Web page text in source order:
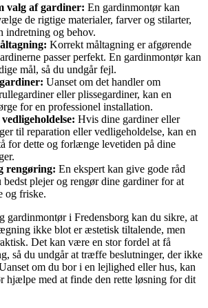
valg af gardiner: En gardinmontør kan
de rigtige materialer, farver og stilarter,
indretning og behov.
Korrekt måltagning er afgørende
passer perfekt. En gardinmontør kan
mål, så du undgår fejl.
Uanset om det handler om
eller plissegardiner, kan en
for en professionel installation.
Hvis dine gardiner eller
til reparation eller vedligeholdelse, kan en
for dette og forlænge levetiden på dine
rengøring: En ekspert kan give gode råd
plejer og rengør dine gardiner for at
og friske.
gardinmontør i Fredensborg kan du sikre, at
ikke blot er æstetisk tiltalende, men
Det kan være en stor fordel at få
så du undgår at træffe beslutninger, der ikke
om du bor i en lejlighed eller hus, kan
hjælpe med at finde den rette løsning for dit